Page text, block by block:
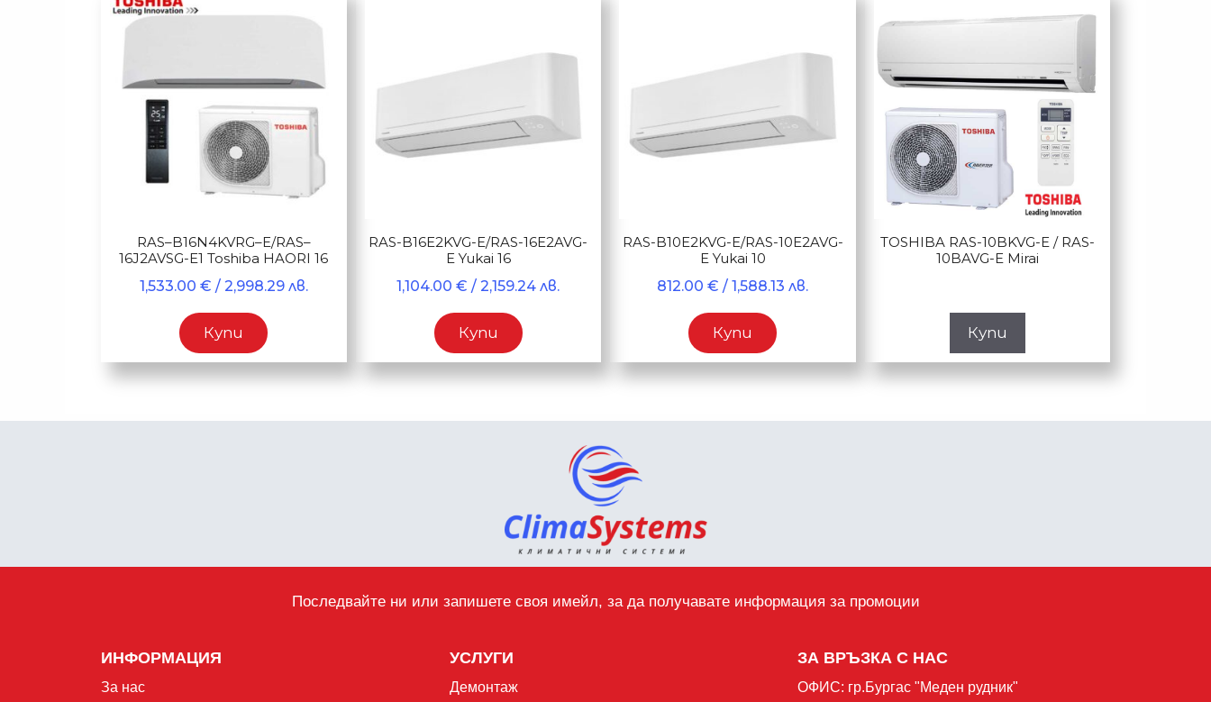
RAS–B16N4KVRG–E/RAS–
16J2AVSG-E1 Toshiba HAORI 16
1,533.00 € / 2,998.29 лв.
Купи
RAS-B16E2KVG-E/RAS-16E2AVG-
E Yukai 16
1,104.00€ / 2,159.24 лв.
Купи
RAS-B10E2KVG-E/RAS-10E2AVG-
E Yukai 10
812.00€ / 1,588.13 лв.
Купи
TOSHIBA RAS-10BKVG-E / RAS-
10BAVG-E Mirai
Купи
Последвайте ни или запишете своя имейл, за да получавате информация за промоции
ИНФОРМАЦИЯ
За нас
УСЛУГИ
Демонтаж
ЗА ВРЪЗКА С НАС
ОФИС: гр.Бургас "Mеден рудник"